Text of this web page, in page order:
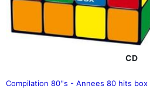
CD
Compilation 80''s - Annees 80 hits box